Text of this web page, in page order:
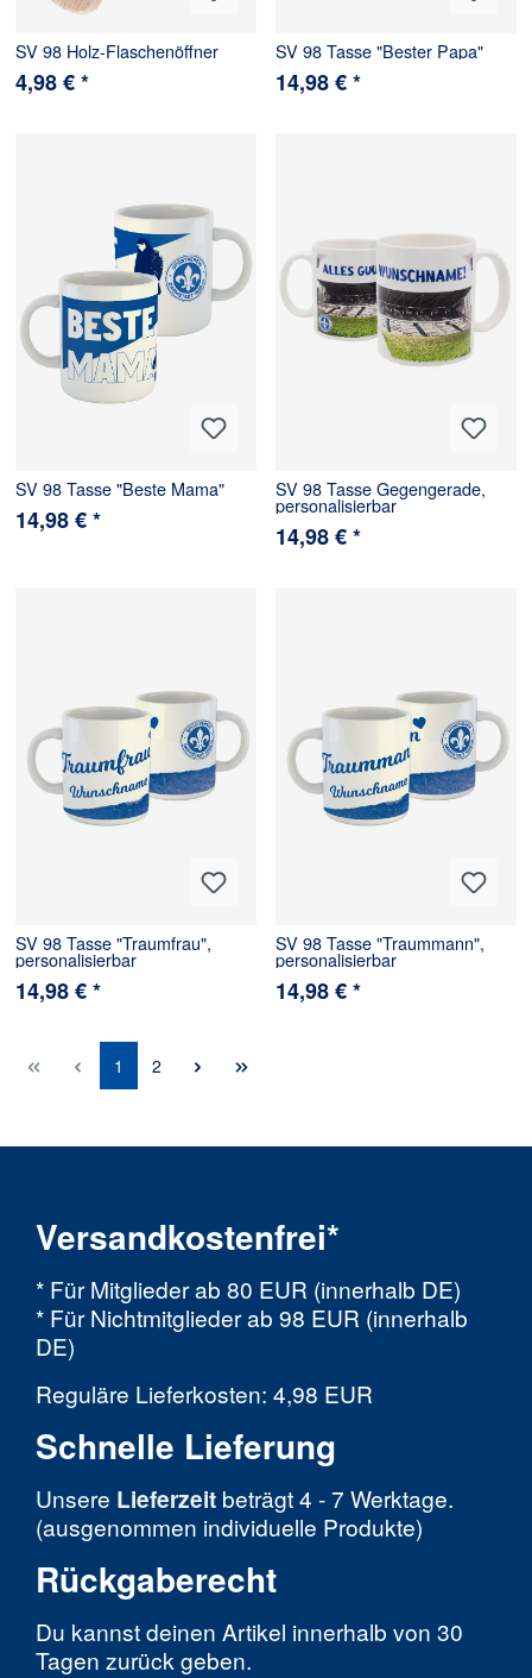
SV 98 Holz-Flaschenöffner
4,98 € *
SV 98 Tasse "Bester Papa"
14,98 € *
SV 98 Tasse "Beste Mama"
14,98 € *
SV 98 Tasse Gegengerade,
personalisierbar
14,98 € *
SV 98 Tasse "Traumfrau",
personalisierbar
14,98 € *
SV 98 Tasse "Traummann",
personalisierbar
14,98 € *
1 2
Versandkostenfrei*
* Für Mitglieder ab 80 EUR (innerhalb DE)
* Für Nichtmitglieder ab 98 EUR (innerhalb
DE)
Reguläre Lieferkosten: 4,98 EUR
Schnelle Lieferung
Unsere Lieferzeit beträgt 4 - 7 Werktage.
(ausgenommen individuelle Produkte)
Rückgaberecht
Du kannst deinen Artikel innerhalb von 30
Tagen zurück geben.